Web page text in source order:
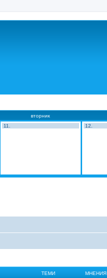
вторник
11. 12.
ТЕМИ МНЕНИЯ